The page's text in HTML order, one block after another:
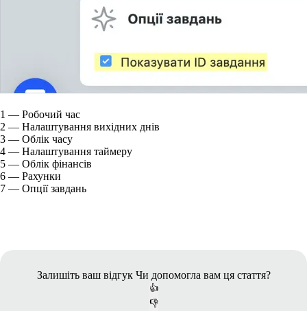
1 — Робочий час
2 — Налаштування вихідних днів
3 — Облік часу
4 — Налаштування таймеру
5 — Облік фінансів
6 — Рахунки
7 — Опції завдань
Залишіть ваш відгук Чи допомогла вам ця стаття?
👍
👎